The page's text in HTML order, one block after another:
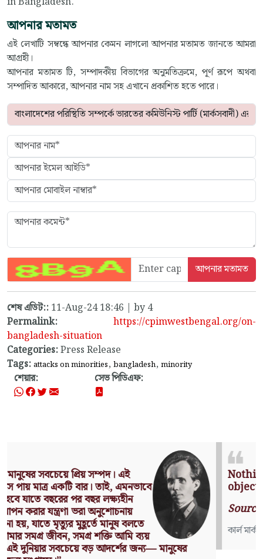
আপনার মতামত
এই লেখাটি সম্বন্ধে আপনার কেমন লাগলো আপনার মতামত জানতে আমরা
আগ্রহী।
আপনার মতামত টি, সম্পাদকীয় বিভাগের অনুমতিক্রমে, পূর্ণ রূপে অথবা
সম্পাদিত আকারে, আপনার নাম সহ এখানে প্রকাশিত হতে পারে।
শেষ এডিট:: 11-Aug-24 18:46 | by 4
Permalink:
https://cpimwestbengal.org/on-
bangladesh-situation
Categories:Press Release
Tags: attacks on minorities, bangladesh, minority
শেয়ার: সেভ পিডিএফ:
Nothing can have value without being an
object of utility.
Source: Das Kapital (Volume I, Chapter 1)
কার্ল মার্কস